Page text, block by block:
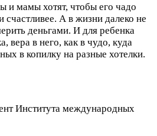
и мамы хотят, чтобы его чадо
А в жизни далеко не
деньгами. И для ребенка
вера в него, как в чудо, куда
в копилку на разные хотелки.
Института международных